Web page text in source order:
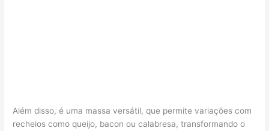
Além disso, é uma massa versátil, que permite variações com
recheios como queijo, bacon ou calabresa, transformando o